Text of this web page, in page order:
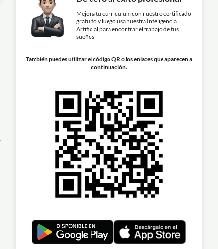
Mejora tu currículum con nuestro certificado
gratuito y luego usa nuestra Inteligencia
Artificial para encontrar el trabajo de tus
sueños
También puedes utilizar el código QR o los enlaces que aparecen a
continuación.